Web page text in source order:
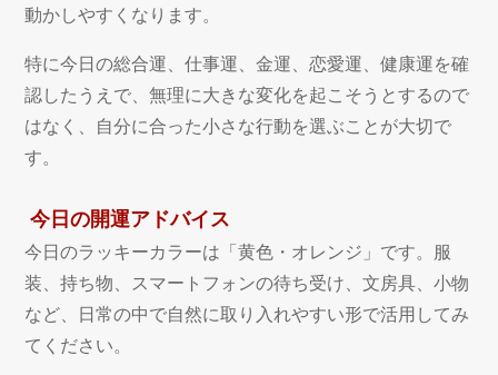
動かしやすくなります。
特に今日の総合運、仕事運、金運、恋愛運、健康運を確
認したうえで、無理に大きな変化を起こそうとするので
はなく、自分に合った小さな行動を選ぶことが大切で
す。
今日の開運アドバイス
今日のラッキーカラーは「黄色・オレンジ」です。服
装、持ち物、スマートフォンの待ち受け、文房具、小物
など、日常の中で自然に取り入れやすい形で活用してみ
てください。